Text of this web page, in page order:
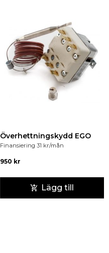
Överhettningskydd EGO
Finansiering 31 kr/mån
950 kr
Lägg till